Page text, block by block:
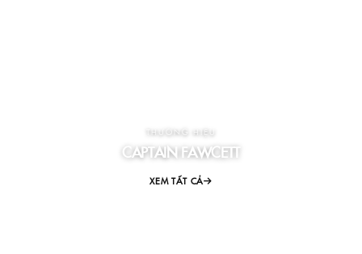
THƯƠNG HIỆU
CAPTAIN FAWCETT
XEM TẤT CẢ